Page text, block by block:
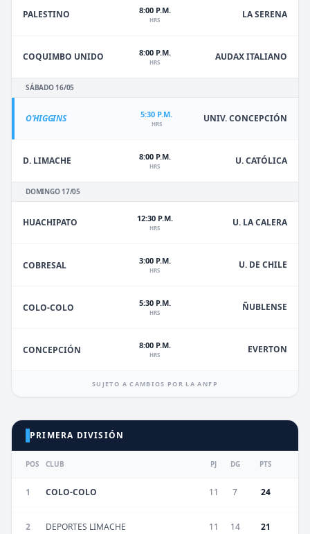
PALESTINO 8:00 P.M.
HRS LA SERENA
COQUIMBO UNIDO 8:00 P.M.
HRS AUDAX ITALIANO
SÁBADO 16/05
O'HIGGINS 5:30 P.M.
HRS UNIV. CONCEPCIÓN
D. LIMACHE 8:00 P.M.
HRS U. CATÓLICA
DOMINGO 17/05
HUACHIPATO 12:30 P.M.
HRS U. LA CALERA
COBRESAL 3:00 P.M.
HRS U. DE CHILE
COLO-COLO 5:30 P.M.
HRS ÑUBLENSE
CONCEPCIÓN 8:00 P.M.
HRS EVERTON
SUJETO A CAMBIOS POR LA ANFP
PRIMERA DIVISIÓN
POS CLUB PJ DG PTS
1 COLO-COLO 11 7 24
2 DEPORTES LIMACHE 11 14 21